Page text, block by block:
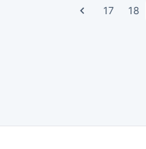
17 18